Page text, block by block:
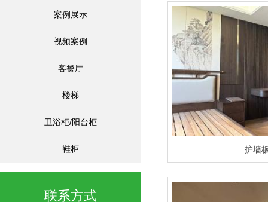
案例展示
视频案例
客餐厅
楼梯
卫浴柜/阳台柜
鞋柜
联系方式
护墙